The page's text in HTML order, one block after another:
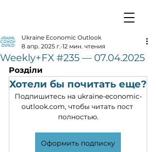
Weekly+FX #235 — 07.04.2025
Ukraine Economic Outlook
8 апр. 2025 г. 12 мин. чтения
Розділи
Хотели бы почитать еще?
Подпишитесь на ukraine-economic-
outlook.com, чтобы читать пост
полностью.
Оформить подписку